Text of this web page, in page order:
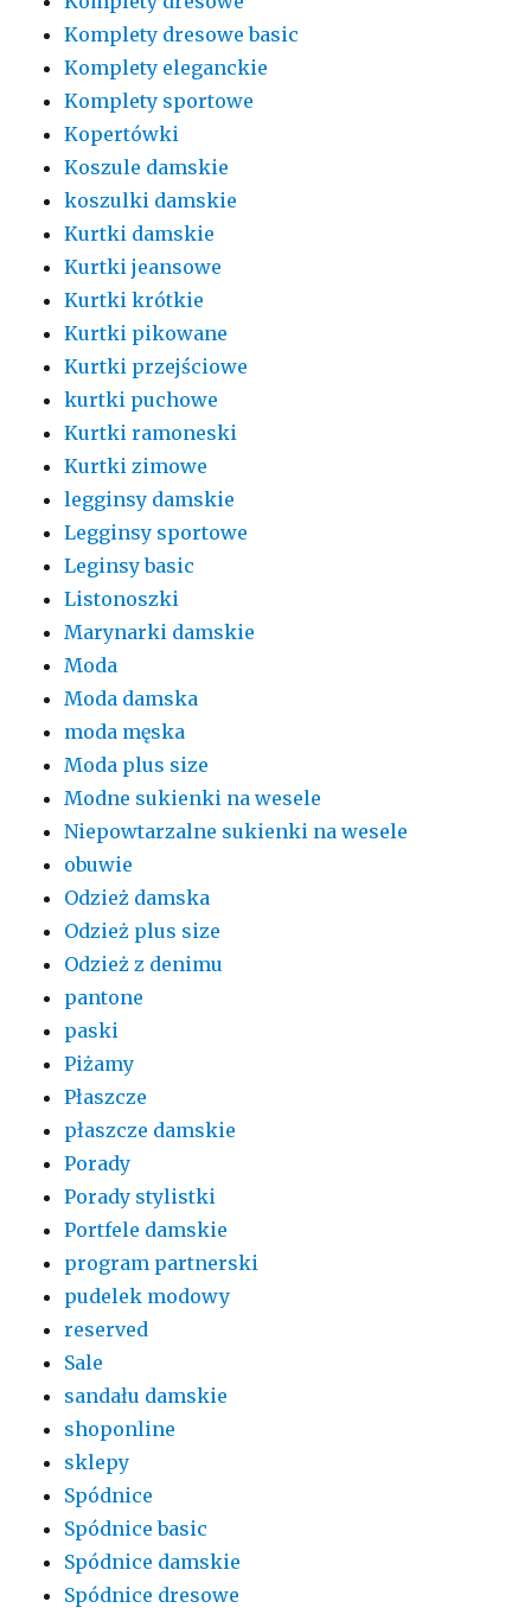
Komplety dresowe basic
Komplety eleganckie
Komplety sportowe
Kopertówki
Koszule damskie
koszulki damskie
Kurtki damskie
Kurtki jeansowe
Kurtki krótkie
Kurtki pikowane
Kurtki przejściowe
kurtki puchowe
Kurtki ramoneski
Kurtki zimowe
legginsy damskie
Legginsy sportowe
Leginsy basic
Listonoszki
Marynarki damskie
Moda
Moda damska
moda męska
Moda plus size
Modne sukienki na wesele
Niepowtarzalne sukienki na wesele
obuwie
Odzież damska
Odzież plus size
Odzież z denimu
pantone
paski
Piżamy
Płaszcze
płaszcze damskie
Porady
Porady stylistki
Portfele damskie
program partnerski
pudelek modowy
reserved
Sale
sandału damskie
shoponline
sklepy
Spódnice
Spódnice basic
Spódnice damskie
Spódnice dresowe